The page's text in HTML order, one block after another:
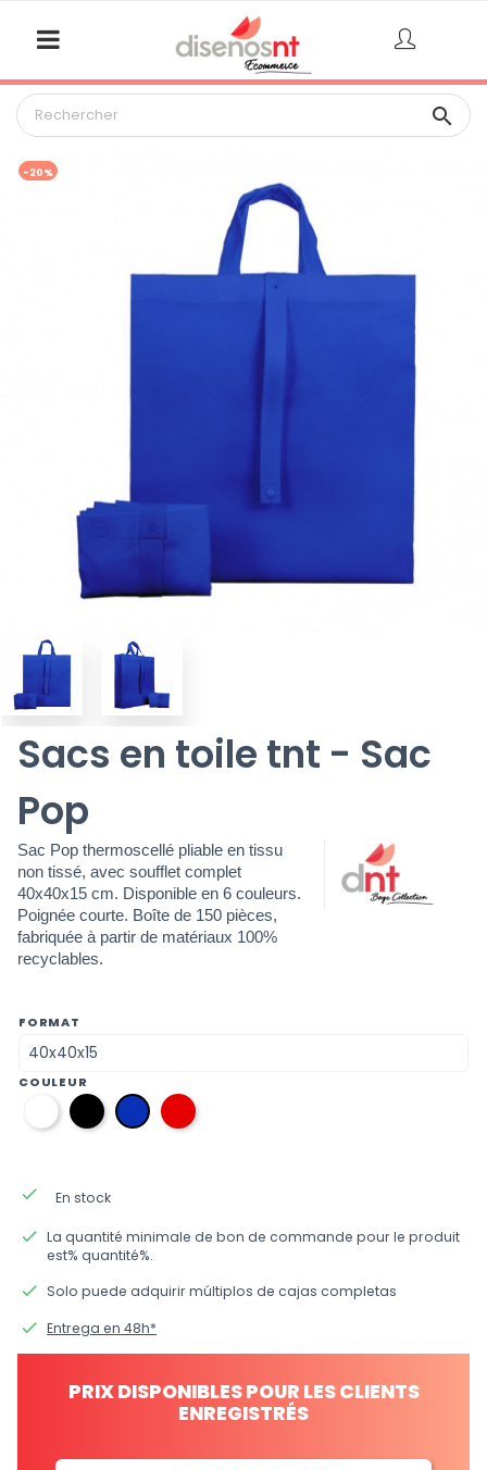

-20%
Sacs en toile tnt - Sac
Pop
Sac Pop thermoscellé pliable en tissu
non tissé, avec soufflet complet
40x40x15 cm. Disponible en 6 couleurs.
Poignée courte. Boîte de 150 pièces,
fabriquée à partir de matériaux 100%
recyclables.
FORMAT
COULEUR
01
blanc
12
noir
34
bleu
électrique
09
rouge
done En stock
done La quantité minimale de bon de commande pour le produit
est% quantité%.
done Solo puede adquirir múltiplos de cajas completas
done Entrega en 48h*
PRIX DISPONIBLES POUR LES CLIENTS
ENREGISTRÉS